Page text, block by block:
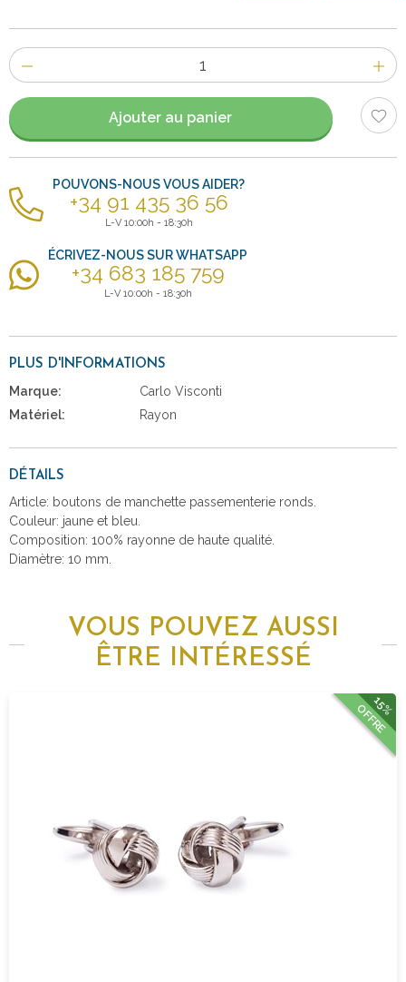
Nombre
d'items
Ajouter au panier
POUVONS-NOUS VOUS AIDER?
+34 91 435 36 56
L-V 10:00h - 18:30h
ÉCRIVEZ-NOUS SUR WHATSAPP
+34 683 185 759
L-V 10:00h - 18:30h
PLUS D'INFORMATIONS
Marque:
Carlo Visconti
Matériel:
Rayon
DÉTAILS
Article: boutons de manchette passementerie ronds.
Couleur: jaune et bleu.
Composition: 100% rayonne de haute qualité.
Diamètre: 10 mm.
VOUS POUVEZ AUSSI
ÊTRE INTÉRESSÉ
15%
OFFRE